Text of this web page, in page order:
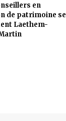
en
de patrimoine se
Laethem-